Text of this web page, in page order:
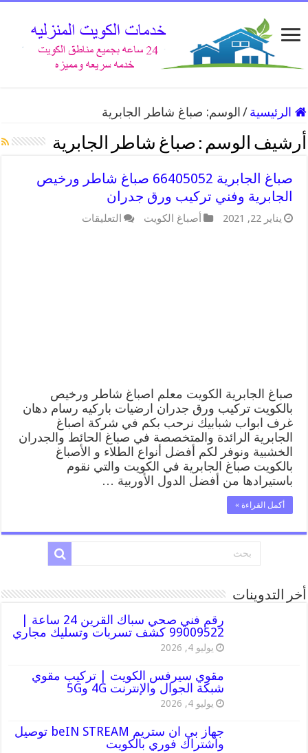
الرئيسية / الوسم: صباغ شاطر الجابرية
أرشيف الوسم : صباغ شاطر الجابرية
صباغ الجابرية 66405052 صباغ شاطر ورخيص
الجابرية وفني تركيب ورق جدران
يناير 22, 2021 أصباغ الكويت التعليقات
صباغ الجابرية الكويت معلم اصباغ شاطر ورخيص
بالكويت تركيب ورق جدران ارضيات باركيه رسام دهان
غرف ابواب شبابيك نرحب بكم في شركة اصباغ
الجابرية الرائدة والمتخصصة في صباغ الحائط والجدران
الخشبية ونوفر لكم أفضل أنواع الطلاء و الأصباغ
بالكويت صباغ الجابرية في الكويت والتي نقوم
باستيرادها من أفضل الدول الأوربية …
أكمل القراءة »
أخر التدوينات
رقم فني صحي سباك القرين 24 ساعة |
99009522 كشف تسربات وتسليك مجاري
يوليو 4, 2026
مقوي سيرفس الكويت | تركيب مقوي
شبكة الجوال والإنترنت 4G و5G
يوليو 4, 2026
جهاز بي ان ستريم beIN STREAM توصيل
واشتراك فوري بالكويت